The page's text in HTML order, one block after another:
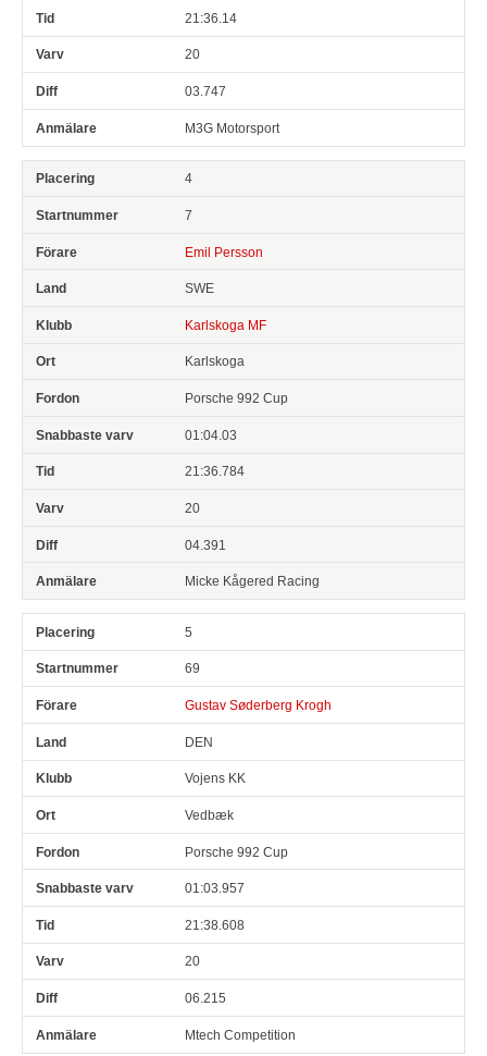
21:36.14
20
03.747
M3G Motorsport
4
7
Emil Persson
SWE
Karlskoga MF
Karlskoga
Porsche 992 Cup
01:04.03
21:36.784
20
04.391
Micke Kågered Racing
5
69
Gustav Søderberg Krogh
DEN
Vojens KK
Vedbæk
Porsche 992 Cup
01:03.957
21:38.608
20
06.215
Mtech Competition